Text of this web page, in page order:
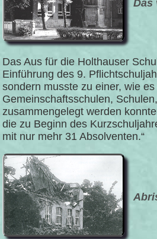
Das
Das Aus für die Holthauser
Einführung des 9.
sondern musste zu einer, wie
Gemeinschaftsschulen,
zusammengelegt werden
die zu Beginn des
mit nur mehr 31 Absolventen.“